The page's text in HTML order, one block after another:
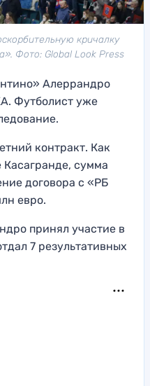
кричалку
Фото: Global Look Press
Алеррандро
Футболист уже
контракт. Как
сумма
договора с «РБ
евро.
принял участие в
7 результативных